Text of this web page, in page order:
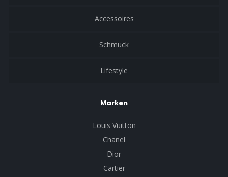
Accessoires
Schmuck
Lifestyle
Marken
Louis Vuitton
Chanel
Dior
Cartier